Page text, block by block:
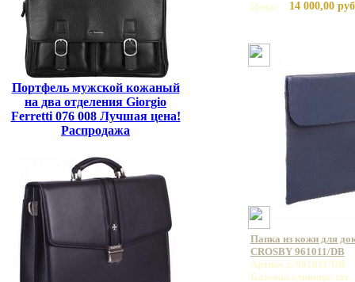
Портфель мужской кожаный
на два отделения Giorgio
Ferretti 076 008 Лучшая цена!
Распродажа
Цена:
14 000,00
Папка из кожи для
CROSBY 961011/DB
Артикул: 961011/DB
Базовая единица: шт